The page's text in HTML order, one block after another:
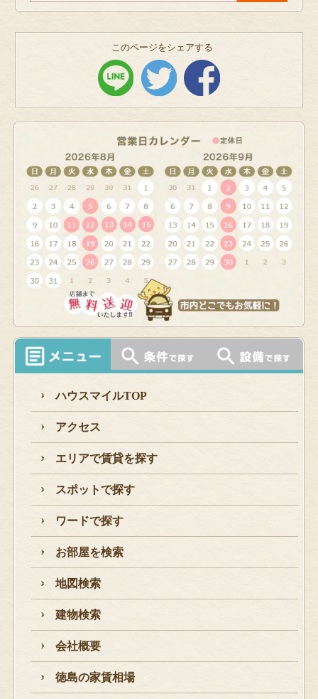
このページをシェアする
ハウスマイルTOP
アクセス
エリアで賃貸を探す
スポットで探す
ワードで探す
お部屋を検索
地図検索
建物検索
会社概要
徳島の家賃相場